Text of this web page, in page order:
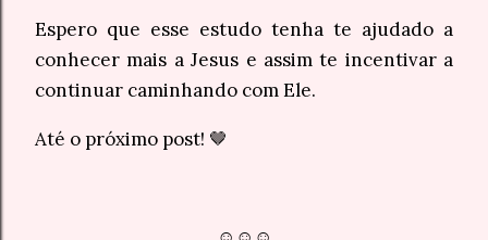
Espero que esse estudo tenha te ajudado a
conhecer mais a Jesus e assim te incentivar a
continuar caminhando com Ele.
Até o próximo post! 🤎